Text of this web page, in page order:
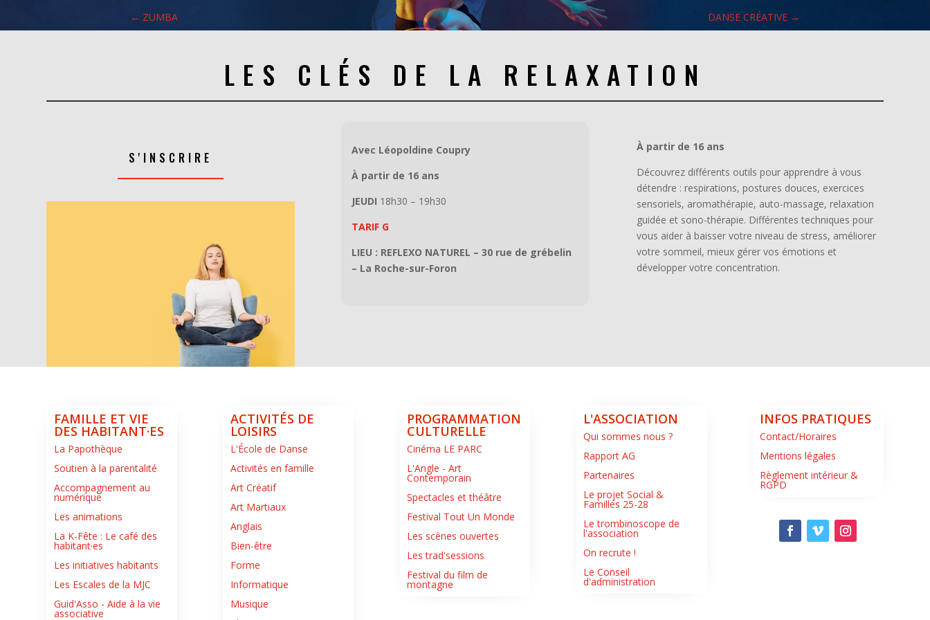
← ZUMBA DANSE CRÉATIVE→
LES CLÉS DE LA RELAXATION
S'INSCRIRE
Avec Léopoldine Coupry
À partir de 16 ans
JEUDI 18h30 – 19h30
TARIF G
LIEU : REFLEXO NATUREL – 30 rue de grébelin
– La Roche-sur-Foron
À partir de 16 ans
Découvrez différents outils pour apprendre à vous
détendre : respirations, postures douces, exercices
sensoriels, aromathérapie, auto-massage, relaxation
guidée et sono-thérapie. Différentes techniques pour
vous aider à baisser votre niveau de stress, améliorer
votre sommeil, mieux gérer vos émotions et
développer votre concentration.
FAMILLE ET VIE
DES HABITANT·ES
La Papothèque
Soutien à la parentalité
Accompagnement au
numérique
Les animations
La K-Fête : Le café des
habitant·es
Les initiatives habitants
Les Escales de la MJC
Guid'Asso - Aide à la vie
associative
ACTIVITÉS DE
LOISIRS
L'École de Danse
Activités en famille
Art Créatif
Art Martiaux
Anglais
Bien-être
Forme
Informatique
Musique
PROGRAMMATION
CULTURELLE
Cinéma LE PARC
L'Angle - Art
Contemporain
Spectacles et théâtre
Festival Tout Un Monde
Les scènes ouvertes
Les trad'sessions
Festival du film de
montagne
L'ASSOCIATION
Qui sommes nous ?
Rapport AG
Partenaires
Le projet Social &
Familles 25-28
Le trombinoscope de
l'association
On recrute !
Le Conseil
d'administration
INFOS PRATIQUES
Contact/Horaires
Mentions légales
Règlement intérieur &
RGPD